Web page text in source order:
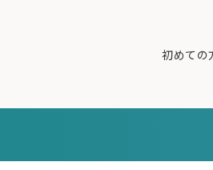
初めての